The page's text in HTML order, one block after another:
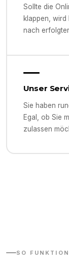
Sollte die
klappen,
nach
Unser
Sie haben
Egal, ob Sie
zulassen
SO